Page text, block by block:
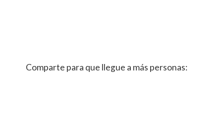
Comparte para que llegue a más personas: